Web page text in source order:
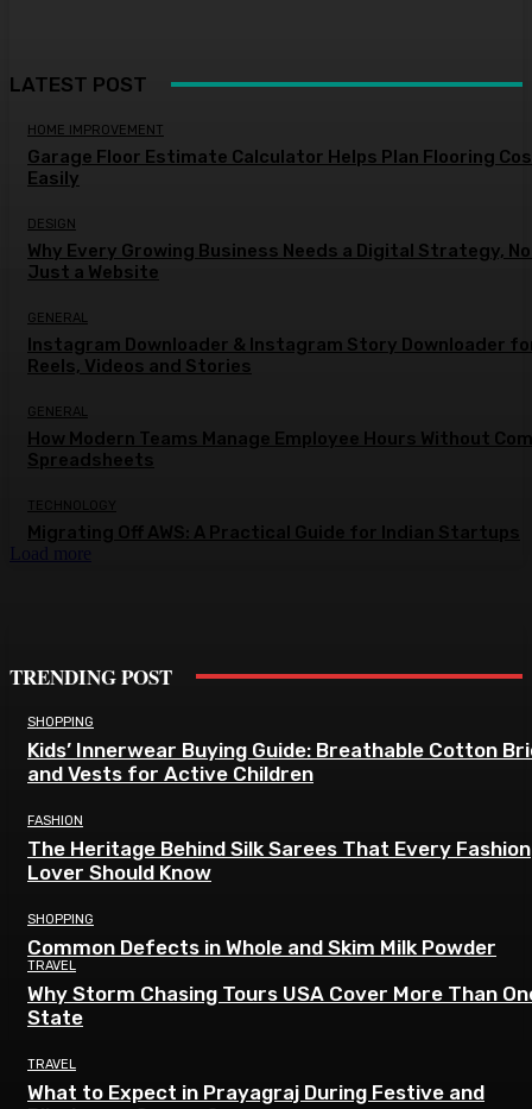
LATEST POST
HOME IMPROVEMENT
Garage Floor Estimate Calculator Helps Plan Flooring
Easily
DESIGN
Why Every Growing Business Needs a Digital Strategy,
Just a Website
GENERAL
Instagram Downloader & Instagram Story Downloader
Reels, Videos and Stories
GENERAL
How Modern Teams Manage Employee Hours Without
Spreadsheets
TECHNOLOGY
Migrating Off AWS: A Practical Guide for Indian Startups
TRENDING POST
SHOPPING
Kids’ Innerwear Buying Guide: Breathable Cotton
and Vests for Active Children
FASHION
The Heritage Behind Silk Sarees That Every Fashion
Lover Should Know
SHOPPING
Common Defects in Whole and Skim Milk Powder
TRAVEL
Why Storm Chasing Tours USA Cover More Than
State
TRAVEL
What to Expect in Prayagraj During Festive and